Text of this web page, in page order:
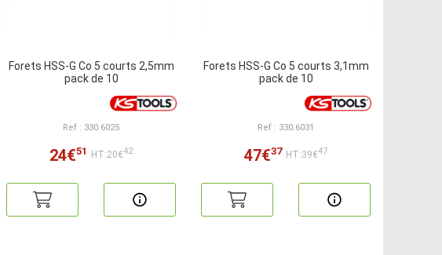
Forets HSS-G Co 5 courts 2,5mm
pack de 10
Ref : 330.6025
24€51 HT:20€42
Forets HSS-G Co 5 courts 3,1mm
pack de 10
Ref : 330.6031
47€37 HT:39€47